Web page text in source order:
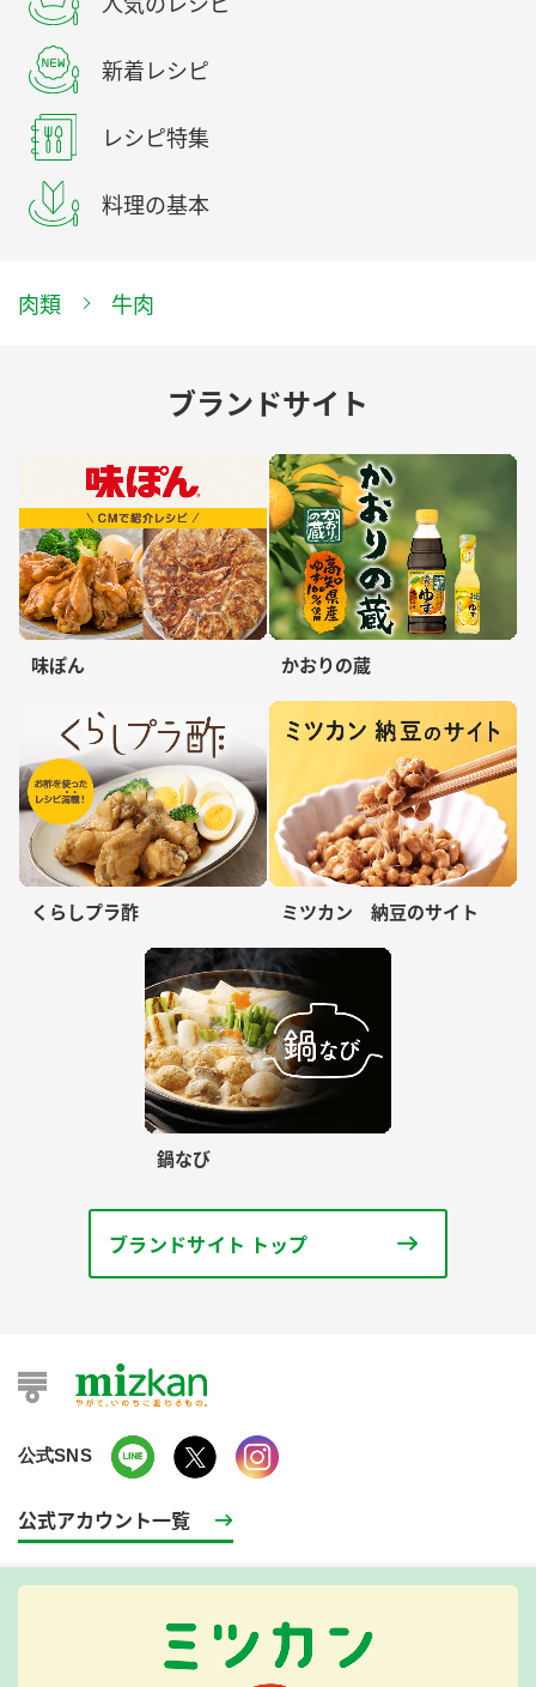
新着レシピ
レシピ特集
料理の基本
肉類 牛肉
ブランドサイト
味ぽん かおりの蔵
くらしプラ酢 ミツカン 納豆のサイト
鍋なび
ブランドサイト トップ
公式SNS
公式アカウント一覧